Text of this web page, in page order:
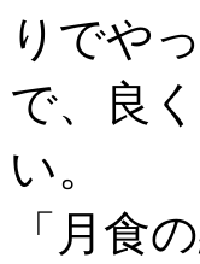
りでや
で、良
い。
「月食